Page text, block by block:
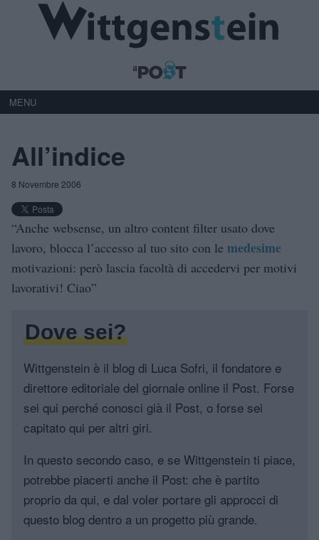
MENU
All’indice
8 Novembre 2006
“Anche websense, un altro content filter usato dove
lavoro, blocca l’accesso al tuo sito con le medesime
motivazioni: però lascia facoltà di accedervi per motivi
lavorativi! Ciao”
Dove sei?
Wittgenstein è il blog di Luca Sofri, il fondatore e
direttore editoriale del giornale online il Post. Forse
sei qui perché conosci già il Post, o forse sei
capitato qui per altri giri.
In questo secondo caso, e se Wittgenstein ti piace,
potrebbe piacerti anche il Post: che è partito
proprio da qui, e dal voler portare gli approcci di
questo blog dentro a un progetto più grande.